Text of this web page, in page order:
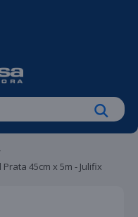
45cm x 5m - Julifix